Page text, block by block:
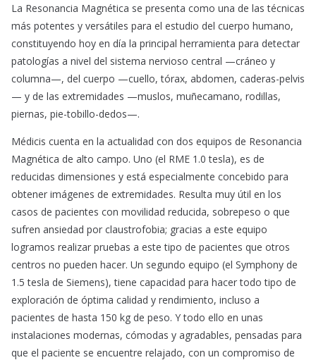
La Resonancia Magnética se presenta como una de las técnicas
más potentes y versátiles para el estudio del cuerpo humano,
constituyendo hoy en día la principal herramienta para detectar
patologías a nivel del sistema nervioso central —cráneo y
columna—, del cuerpo —cuello, tórax, abdomen, caderas-pelvis
— y de las extremidades —muslos, muñecamano, rodillas,
piernas, pie-tobillo-dedos—.
Médicis cuenta en la actualidad con dos equipos de Resonancia
Magnética de alto campo. Uno (el RME 1.0 tesla), es de
reducidas dimensiones y está especialmente concebido para
obtener imágenes de extremidades. Resulta muy útil en los
casos de pacientes con movilidad reducida, sobrepeso o que
sufren ansiedad por claustrofobia; gracias a este equipo
logramos realizar pruebas a este tipo de pacientes que otros
centros no pueden hacer. Un segundo equipo (el Symphony de
1.5 tesla de Siemens), tiene capacidad para hacer todo tipo de
exploración de óptima calidad y rendimiento, incluso a
pacientes de hasta 150 kg de peso. Y todo ello en unas
instalaciones modernas, cómodas y agradables, pensadas para
que el paciente se encuentre relajado, con un compromiso de